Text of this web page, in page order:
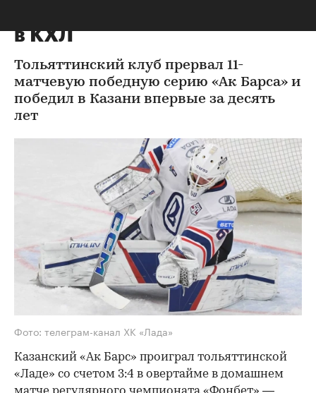
в КХЛ
Тольяттинский клуб прервал 11-
матчевую победную серию «Ак Барса» и
победил в Казани впервые за десять
лет
Фото: телеграм-канал ХК «Лада»
Казанский «Ак Барс» проиграл тольяттинской
«Ладе» со счетом 3:4 в овертайме в домашнем